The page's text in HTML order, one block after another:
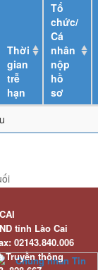
Thời
gian
trễ
hạn
Tổ
chức/
Cá
nhân
nộp
hồ
sơ
tỉnh Lào Cai
02143.840.006
Truyền thông